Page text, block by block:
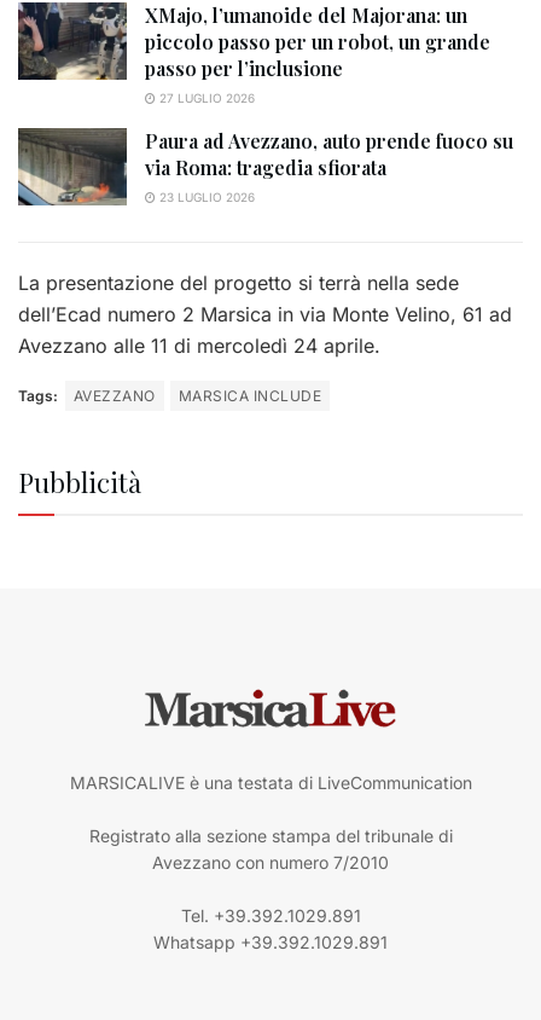
XMajo, l’umanoide del Majorana: un
piccolo passo per un robot, un grande
passo per l’inclusione
27 LUGLIO 2026
Paura ad Avezzano, auto prende fuoco su
via Roma: tragedia sfiorata
23 LUGLIO 2026
La presentazione del progetto si terrà nella sede
dell’Ecad numero 2 Marsica in via Monte Velino, 61 ad
Avezzano alle 11 di mercoledì 24 aprile.
Tags: AVEZZANO MARSICA INCLUDE
Pubblicità
MARSICALIVE è una testata di LiveCommunication
Registrato alla sezione stampa del tribunale di
Avezzano con numero 7/2010
Tel. +39.392.1029.891
Whatsapp +39.392.1029.891